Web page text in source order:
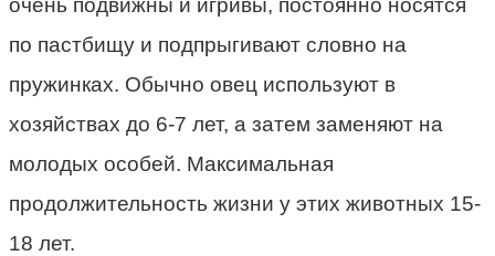
очень подвижны и игривы, постоянно носятся
по пастбищу и подпрыгивают словно на
пружинках. Обычно овец используют в
хозяйствах до 6-7 лет, а затем заменяют на
молодых особей. Максимальная
продолжительность жизни у этих животных 15-
18 лет.